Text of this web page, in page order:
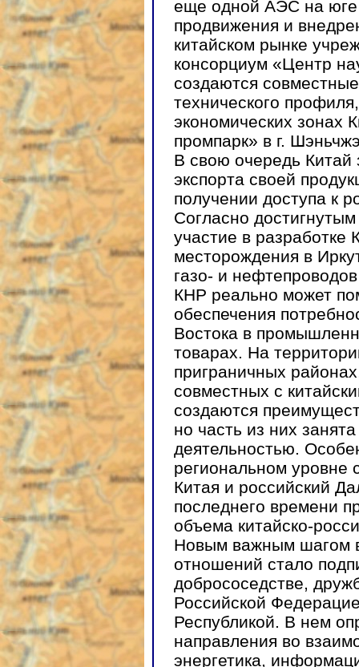
еще одной АЭС на юге
продвижения и
китайском рынке
консорциум «Центр
создаются
технического
экономических зонах
промпарк» в г.
В свою очередь Китай
экспорта своей
получении доступа к
Согласно
участие в разработке
месторождения в
газо- и
КНР реально может
обеспечения
Востока в
товарах. На
приграничных
совместных с
создаются
но часть из них
деятельностью.
региональном уровне
Китая и российский
последнего времени
объема китайско-
Новым важным шагом в
отношений стало
добрососедстве,
Российской
Республикой. В нем
направления во
энергетика,